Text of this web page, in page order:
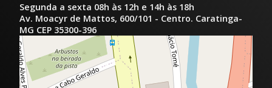
Segunda a sexta 08h às 12h e 14h às 18h
Av. Moacyr de Mattos, 600/101 - Centro. Caratinga-
MG CEP 35300-396